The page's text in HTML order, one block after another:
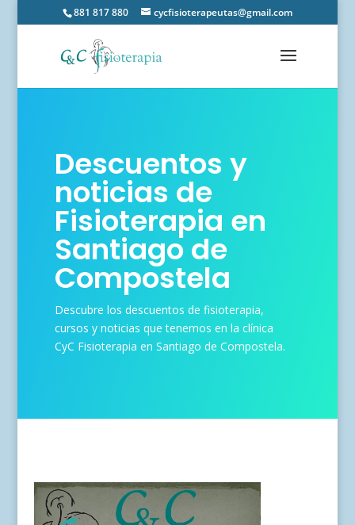
881 817 880 cycfisioterapeutas@gmail.com
Descuentos y
noticias de
Fisioterapia en
Santiago de
Compostela
Descubre los descuentos de fisioterapia,
cursos y noticias que tenemos en la clínica
CyC Fisioterapia en Santiago de Compostela.